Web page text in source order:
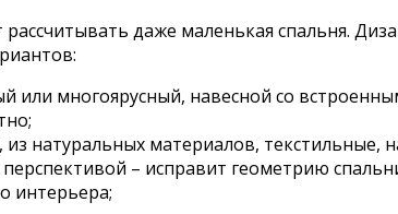
даже маленькая спальня.
или многоярусный, навесной со
натуральных материалов, текстильные,
– исправит геометрию
интерьера;